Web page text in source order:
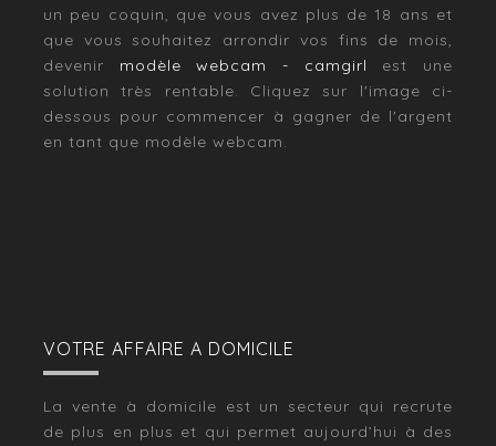
un peu coquin, que vous avez plus de 18 ans et
que vous souhaitez arrondir vos fins de mois,
devenir modèle webcam - camgirl est une
solution très rentable. Cliquez sur l'image ci-
dessous pour commencer à gagner de l'argent
en tant que modèle webcam.
VOTRE AFFAIRE A DOMICILE
La vente à domicile est un secteur qui recrute
de plus en plus et qui permet aujourd’hui à des